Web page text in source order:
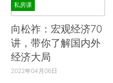
私房课
向松祚：宏观经济70
讲，带你了解国内外
经济大局
2022年04月06日